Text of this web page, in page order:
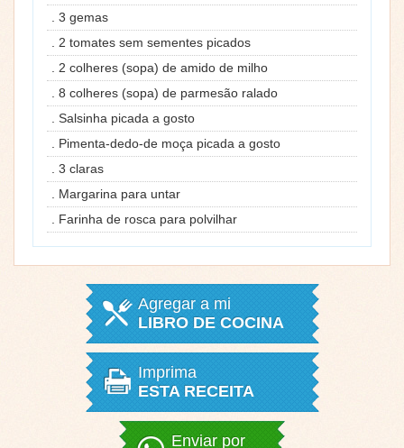
. 3 gemas
. 2 tomates sem sementes picados
. 2 colheres (sopa) de amido de milho
. 8 colheres (sopa) de parmesão ralado
. Salsinha picada a gosto
. Pimenta-dedo-de moça picada a gosto
. 3 claras
. Margarina para untar
. Farinha de rosca para polvilhar
Agregar a mi
LIBRO DE COCINA
Imprima
ESTA RECEITA
Enviar por